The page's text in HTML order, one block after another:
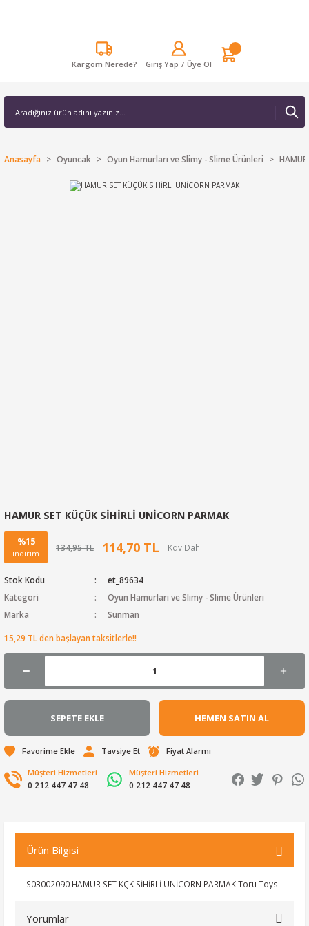
Kargom Nerede? Giriş Yap / Üye Ol
Anasayfa Oyuncak Oyun Hamurları ve Slimy - Slime Ürünleri
HAMUR SET KÜÇÜK SİHİRLİ UNİCORN PARMAK
%15
indirim
134,95 TL 114,70 TL
Stok Kodu
et_89634
Kategori
Oyun Hamurları ve Slimy - Slime Ürünleri
Marka
Sunman
15,29 TL den başlayan taksitlerle!!
SEPETE EKLE HEMEN SATIN AL
Tavsiye Et Fiyat Alarmı
Müşteri Hizmetleri
0 212 447 47 48
Müşteri Hizmetleri
0 212 447 47 48
Ürün Bilgisi
S03002090 HAMUR SET KÇK SİHİRLİ UNİCORN PARMAK Toru Toys
Yorumlar